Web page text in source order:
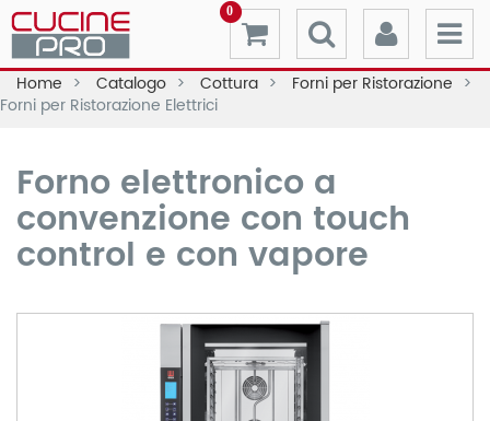
0
Home Catalogo Cottura
Forni per Ristorazione
Forni per Ristorazione Elettrici
Forno elettronico a
convenzione con touch
control e con vapore